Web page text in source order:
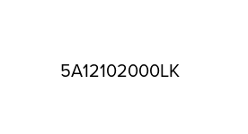
5A12102000LK